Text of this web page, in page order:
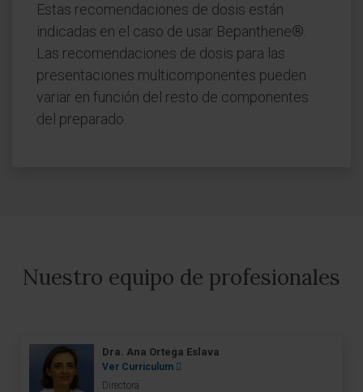
Estas recomendaciones de dosis están
indicadas en el caso de usar Bepanthene®.
Las recomendaciones de dosis para las
presentaciones multicomponentes pueden
variar en función del resto de componentes
del preparado.
Nuestro equipo de profesionales
Dra. Ana Ortega Eslava
Ver Curriculum
Directora